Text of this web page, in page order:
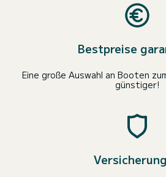
Bestpreise
Eine große Auswahl an Booten
günstiger!